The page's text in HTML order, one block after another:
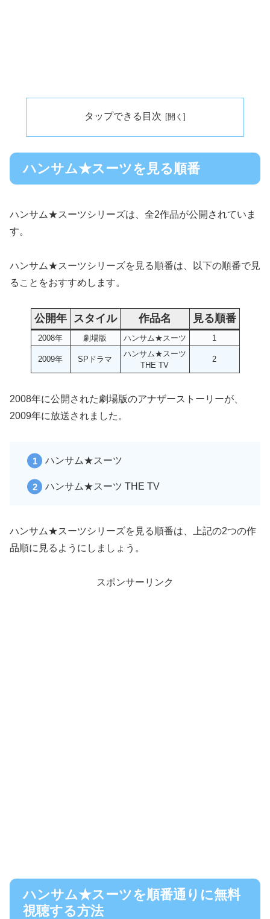
タップできる目次
ハンサム★スーツを見る順番
ハンサム★スーツシリーズは、全2作品が公開されていま
す。
ハンサム★スーツシリーズを見る順番は、以下の順番で見
ることをおすすめします。
公開年 スタイル 作品名 見る順番
2008年 劇場版 ハンサム★スーツ 1
2009年 SPドラマ
ハンサム★スーツ
THE TV
2
2008年に公開された劇場版のアナザーストーリーが、
2009年に放送されました。
ハンサム★スーツ
ハンサム★スーツ THE TV
ハンサム★スーツシリーズを見る順番は、上記の2つの作
品順に見るようにしましょう。
スポンサーリンク
ハンサム★スーツを順番通りに無料
視聴する方法